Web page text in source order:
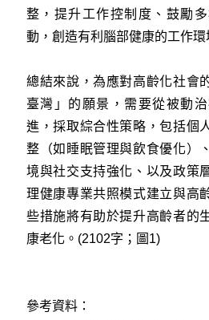
整，提升工作控制度、鼓勵
動，創造有利腦部健康的工作環
總結來說，為應對高齡化社會
臺灣」的願景，需要從被動
進，採取綜合性策略，包括個
整（如睡眠管理與飲食優化）
境與社交支持強化、以及政策
理健康專業共照模式建立與高
些措施將有助於提升高齡者的
康老化。(2102字；圖1)
參考資料：